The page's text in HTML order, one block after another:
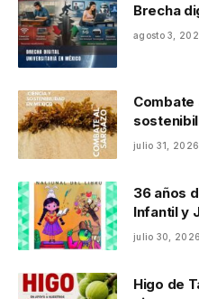
Brecha
agosto 3,
Combate
julio 31, 2026
36 años
Infantil y
julio 30, 2026
Higo de